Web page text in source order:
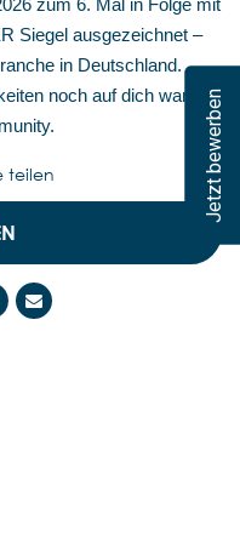
Jetzt bewerben
zum 6. Mal in Folge mit
Siegel ausgezeichnet –
in Deutschland.
noch auf dich warten,
teilen